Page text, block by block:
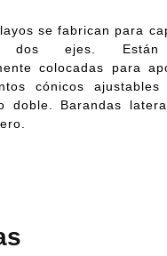
se fabrican para
ejes. Están
colocadas para
cónicos
doble. Barandas